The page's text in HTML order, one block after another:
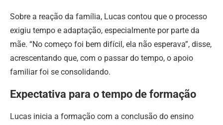
Sobre a reação da família, Lucas contou que o processo
exigiu tempo e adaptação, especialmente por parte da
mãe. “No começo foi bem difícil, ela não esperava”, disse,
acrescentando que, com o passar do tempo, o apoio
familiar foi se consolidando.
Expectativa para o tempo de formação
Lucas inicia a formação com a conclusão do ensino